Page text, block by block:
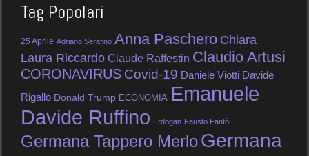
Tag Popolari
25 Aprile Adriano Serafino Anna Paschero Chiara
Laura Riccardo Claude Raffestin Claudio Artusi
CORONAVIRUS Covid-19 Daniele Viotti Davide
Rigallo Donald Trump ECONOMIA Emanuele
Davide Ruffino Erdogan Fausto Fantò
Germana Tappero MerloGermana